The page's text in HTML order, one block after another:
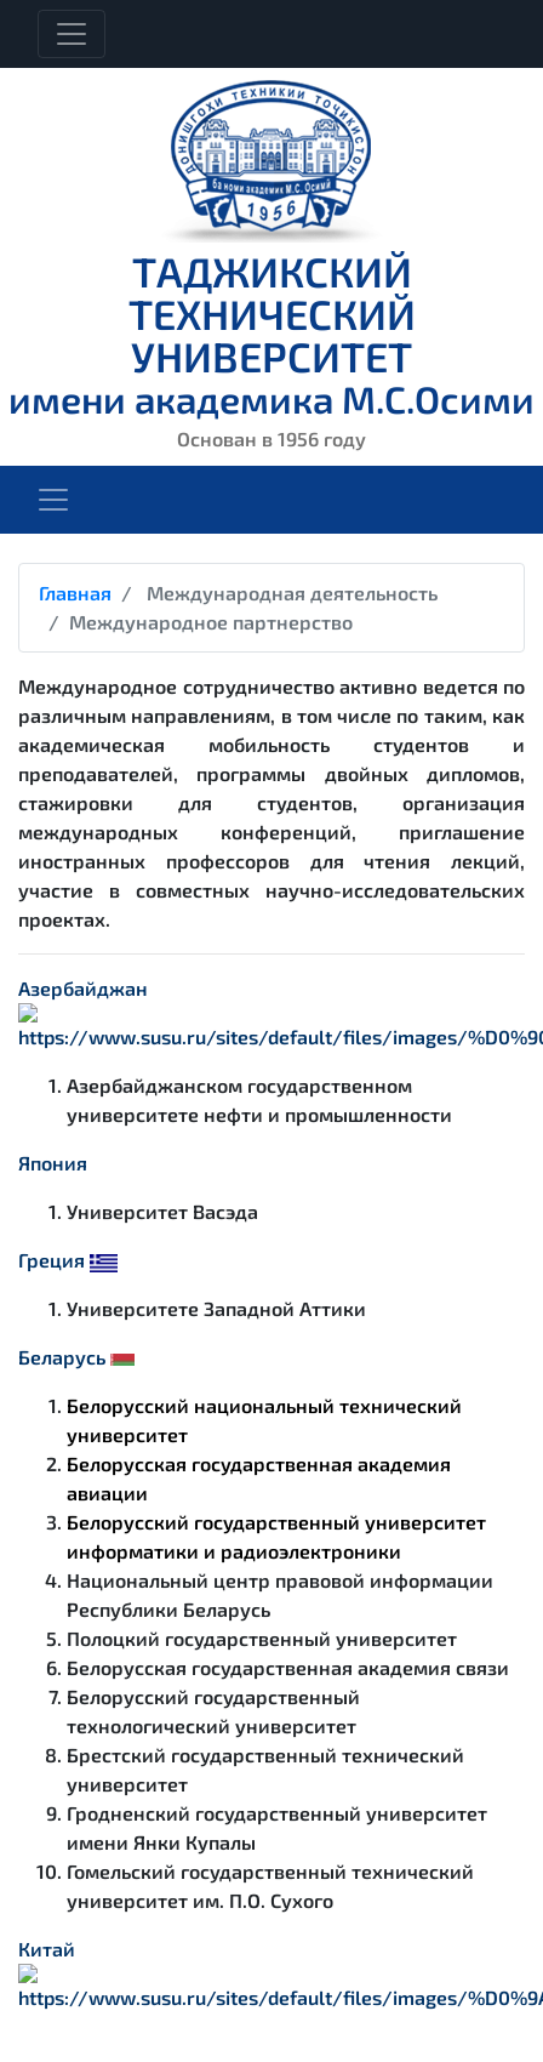
ТАДЖИКСКИЙ
ТЕХНИЧЕСКИЙ
УНИВЕРСИТЕТ
имени академика М.С.Осими
Основан в 1956 году
Главная
Международная деятельность
Международное партнерство
Международное сотрудничество активно ведется по
различным направлениям, в том числе по таким, как
академическая мобильность студентов и
преподавателей, программы двойных дипломов,
стажировки для студентов, организация
международных конференций, приглашение
иностранных профессоров для чтения лекций,
участие в совместных научно-исследовательских
проектах.
Азербайджан
Азербайджанском государственном
университете нефти и промышленности
Япония
Университет Васэда
Греция
Университете Западной Аттики
Беларусь
Белорусский национальный технический
университет
Белорусская государственная академия
авиации
Белорусский государственный университет
информатики и радиоэлектроники
Национальный центр правовой информации
Республики Беларусь
Полоцкий государственный университет
Белорусская государственная академия связи
Белорусский государственный
технологический университет
Брестский государственный технический
университет
Гродненский государственный университет
имени Янки Купалы
Гомельский государственный технический
университет им. П.О. Сухого
Китай